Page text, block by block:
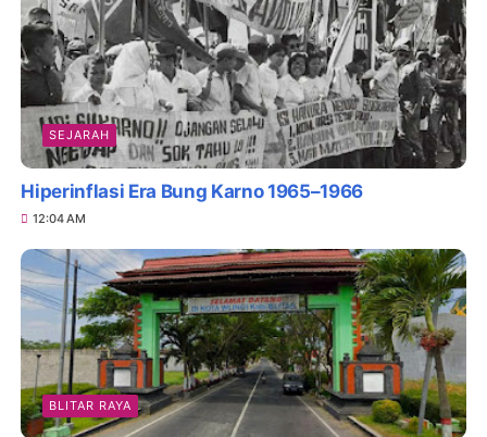
SEJARAH
Hiperinflasi Era Bung Karno 1965–1966
12:04 AM
BLITAR RAYA